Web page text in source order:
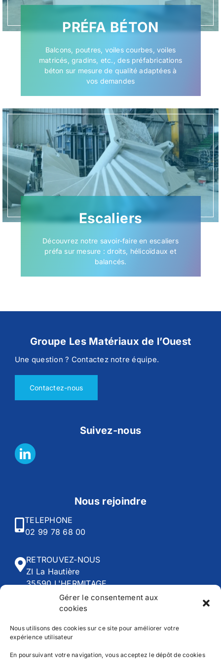
Gérer le consentement aux
cookies
Nous utilisons des cookies sur ce site pour améliorer votre
expérience utilisateur
En poursuivant votre navigation, vous acceptez le dépôt de cookies
PRÉFA BÉTON
Balcons, poutres, voiles courbes, voiles
matricés, gradins, etc., des préfabrications
béton sur mesure de qualité adaptées à
vos demandes
Escaliers
Découvrez notre savoir-faire en escaliers
préfa sur mesure : droits, hélicoïdaux et
balancés.
Groupe Les Matériaux de l’Ouest
Une question ? Contactez notre équipe.
Contactez-nous
Suivez-nous
Nous rejoindre
TELEPHONE
02 99 78 68 00
RETROUVEZ-NOUS
ZI La Hautière
35590 L'HERMITAGE
HORAIRES
Du lundi au vendredi :
8h00 - 12h30 | 13h45 - 18h30